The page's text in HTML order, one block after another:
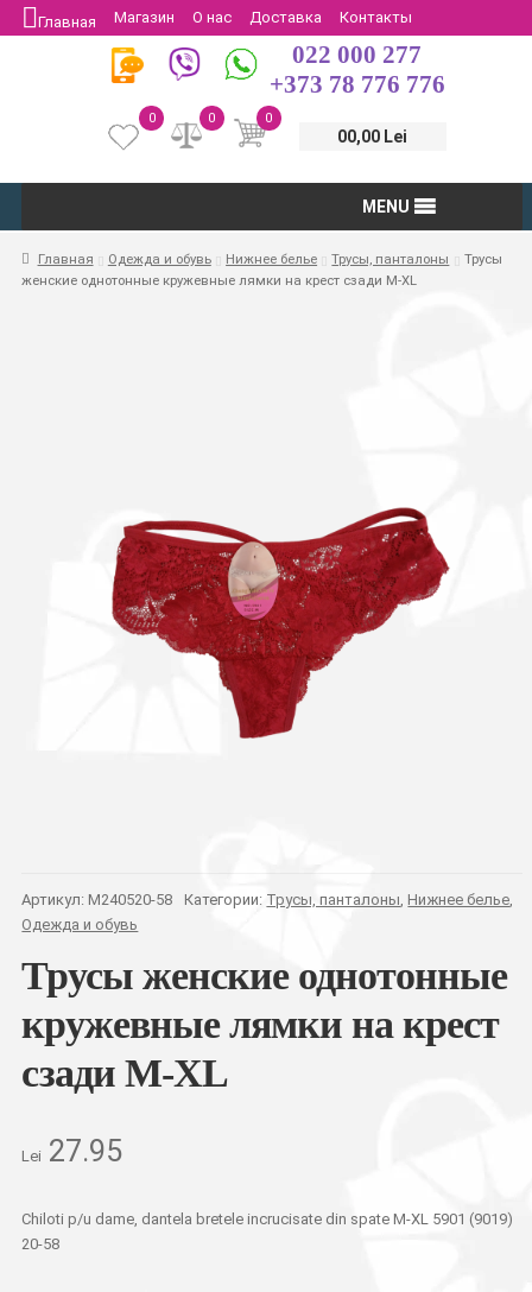
Главная Магазин О нас Доставка
Контакты
Защита потребителей
Возврат
022 000 277
+373 78 776 776
0
00,00 Lei
0
0
MENU
Главная Одежда и обувь Нижнее белье Трусы, панталоны
Трусы
женские однотонные кружевные лямки на крест сзади M-XL
Артикул: M240520-58 Категории: Трусы, панталоны, Нижнее белье,
Одежда и обувь
Трусы женские однотонные
кружевные лямки на крест
сзади M-XL
Lei 27.95
Chiloti p/u dame, dantela bretele incrucisate din spate M-XL 5901 (9019)
20-58